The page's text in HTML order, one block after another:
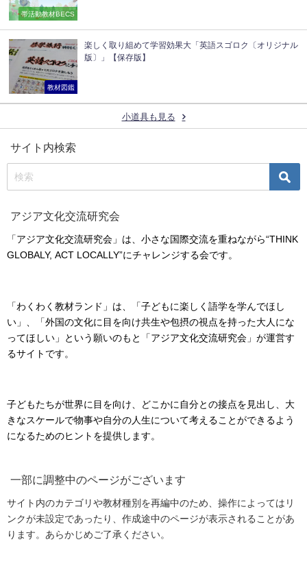
帯活動教材BECS
教材図鑑
楽しく取り組めて学習効果大「英語スゴロク〔オリジナル
版〕」【保存版】
小道具も見る
サイト内検索
アジア文化交流研究会
「アジア文化交流研究会」は、小さな国際交流を重ねながら“THINK
GLOBALY, ACT LOCALLY”にチャレンジする会です。
「わくわく教材ランド」は、「子どもに楽しく語学を学んでほし
い」、「外国の文化に目を向け共生や包摂の視点を持った大人にな
ってほしい」という願いのもと「アジア文化交流研究会」が運営す
るサイトです。
子どもたちが世界に目を向け、どこかに自分との接点を見出し、大
きなスケールで物事や自分の人生について考えることができるよう
になるためのヒントを提供します。
一部に調整中のページがございます
サイト内のカテゴリや教材種別を再編中のため、操作によってはリ
ンクが未設定であったり、作成途中のページが表示されることがあ
ります。あらかじめご了承ください。